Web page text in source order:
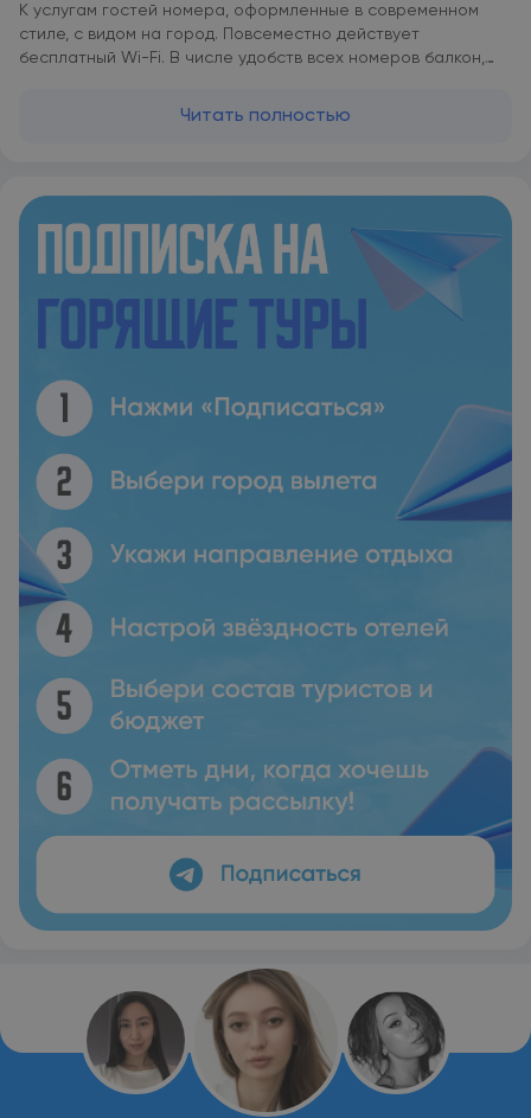
К услугам гостей номера, оформленные в современном
стиле, с видом на город. Повсеместно действует
бесплатный Wi-Fi. В числе удобств всех номеров балкон,
обильного завтрака «шведский стол» входят блюда
проведения конференций и групповых семинаров. Отель
расположен в 1 км от набережной и железнодорожного
вокзала, а также в нескольких минутах ходьбы от
большинства торговых, культурных и развлекательных
заведений города Салоники. Гостям предоставляются
скидки на парковке, которая находится в 300 метрах от
отеля.
Читать полностью